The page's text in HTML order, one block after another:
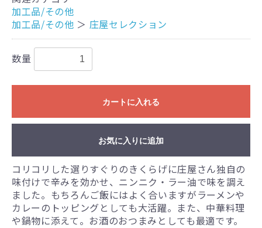
加工品/その他
加工品/その他 ＞ 庄屋セレクション
数量
カートに入れる
お気に入りに追加
コリコリした選りすぐりのきくらげに庄屋さん独自の
味付けで辛みを効かせ、ニンニク・ラー油で味を調え
ました。もちろんご飯にはよく合いますがラーメンや
カレーのトッピングとしても大活躍。また、中華料理
や鍋物に添えて。お酒のおつまみとしても最適です。